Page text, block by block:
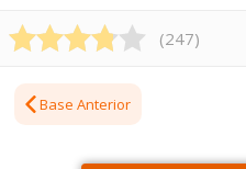
(247)
Base Anterior